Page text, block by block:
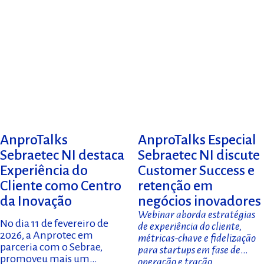
AnproTalks
Sebraetec NI destaca
Experiência do
Cliente como Centro
da Inovação
No dia 11 de fevereiro de
2026, a Anprotec em
parceria com o Sebrae,
promoveu mais um
AnproTalks Especial
Sebraetec NI discute
Customer Success e
retenção em
negócios inovadores
Webinar aborda estratégias
de experiência do cliente,
métricas-chave e fidelização
para startups em fase de